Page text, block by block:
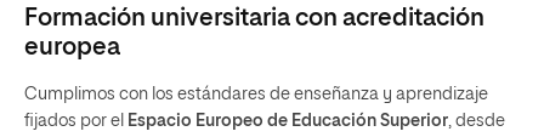
Formación universitaria con acreditación
europea
Cumplimos con los estándares de enseñanza y aprendizaje
fijados por el Espacio Europeo de Educación Superior, desde